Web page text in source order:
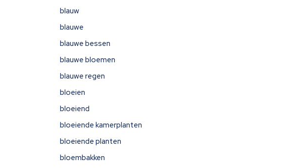
blauw
blauwe
blauwe bessen
blauwe bloemen
blauwe regen
bloeien
bloeiend
bloeiende kamerplanten
bloeiende planten
bloembakken